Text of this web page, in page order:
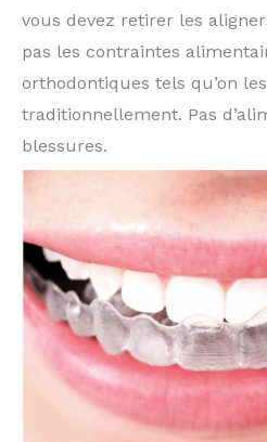
vous devez retirer les
pas les contraintes
orthodontiques tels qu’on
traditionnellement. Pas
blessures.